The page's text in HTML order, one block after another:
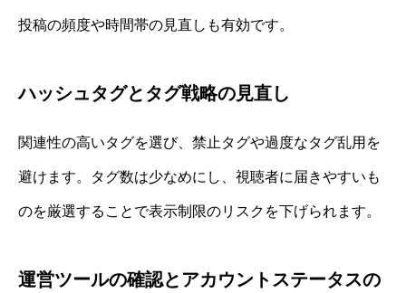
投稿の頻度や時間帯の見直しも有効です。
ハッシュタグとタグ戦略の見直し
関連性の高いタグを選び、禁止タグや過度なタグ乱用を
避けます。タグ数は少なめにし、視聴者に届きやすいも
のを厳選することで表示制限のリスクを下げられます。
運営ツールの確認とアカウントステータスの